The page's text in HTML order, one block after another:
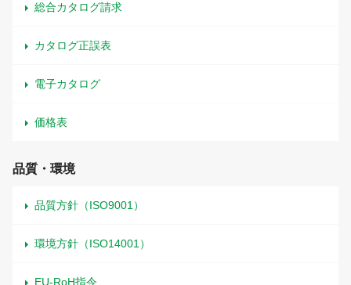
総合カタログ請求
カタログ正誤表
電子カタログ
価格表
品質・環境
品質方針（ISO9001）
環境方針（ISO14001）
EU-RoH指令